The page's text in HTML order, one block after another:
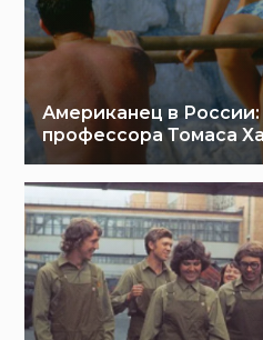
Американец в
профессора Томаса